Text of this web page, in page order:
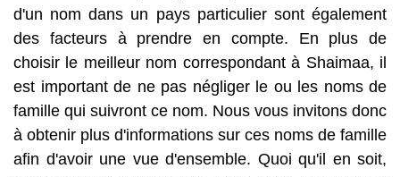
d'un nom dans un pays particulier sont également
des facteurs à prendre en compte. En plus de
choisir le meilleur nom correspondant à Shaimaa, il
est important de ne pas négliger le ou les noms de
famille qui suivront ce nom. Nous vous invitons donc
à obtenir plus d'informations sur ces noms de famille
afin d'avoir une vue d'ensemble. Quoi qu'il en soit,